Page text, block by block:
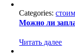
Categories:
Можно ли
Читать далее